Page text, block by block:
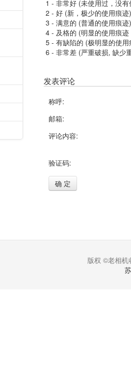
1 - 非常好 (未使用过，没
2 - 好 (新，极少的使用痕迹)
3 - 满意的 (普通的使用痕迹)
4 - 及格的 (明显的使用痕
5 - 有缺陷的 (极明显的使
6 - 非常差 (严重破损, 缺少
发表评论
称呼:
邮箱:
评论内容:
验证码:
确 定
版权 ©老相